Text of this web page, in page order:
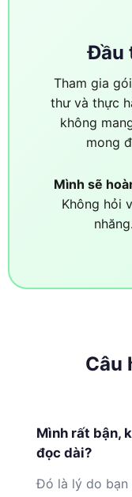
Đầu
Tham gia
thư và thực
không
mong
Mình sẽ
Không hỏi
Câu
Mình rất bận,
đọc dài?
Đó là lý do bạn